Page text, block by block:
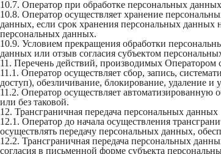
10.7. Оператор при обработке персональных
10.8. Оператор осуществляет хранение
данных, если срок хранения персональных данных
персональных данных.
10.9. Условием прекращения обработки
данных или отзыв согласия субъектом
11. Перечень действий, производимых
11.1. Оператор осуществляет сбор, запись,
доступ), обезличивание, блокирование, удаление
11.2. Оператор осуществляет
или без таковой.
12. Трансграничная передача персональных данных
12.1. Оператор до начала осуществления
осуществлять передачу персональных данных,
12.2. Трансграничная передача персональных
согласия в письменной форме субъекта